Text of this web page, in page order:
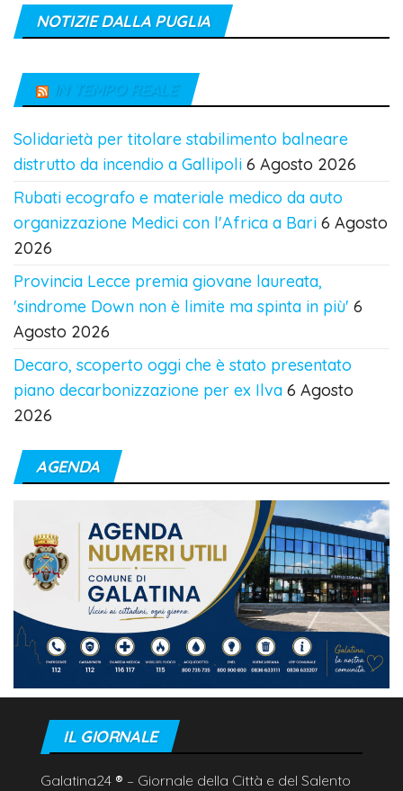
NOTIZIE DALLA PUGLIA
IN TEMPO REALE
Solidarietà per titolare stabilimento balneare
distrutto da incendio a Gallipoli 6 Agosto 2026
Rubati ecografo e materiale medico da auto
organizzazione Medici con l'Africa a Bari 6 Agosto
2026
Provincia Lecce premia giovane laureata,
'sindrome Down non è limite ma spinta in più' 6
Agosto 2026
Decaro, scoperto oggi che è stato presentato
piano decarbonizzazione per ex Ilva 6 Agosto
2026
AGENDA
IL GIORNALE
Galatina24 ® – Giornale della Città e del Salento